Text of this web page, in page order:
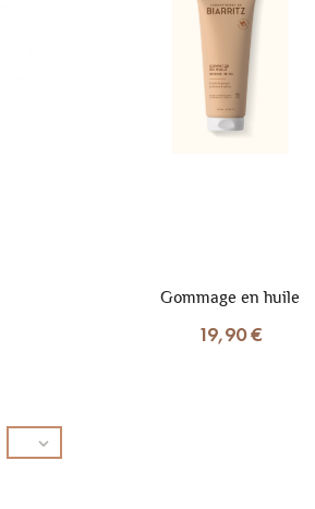
Gommage en huile
19,90 €
